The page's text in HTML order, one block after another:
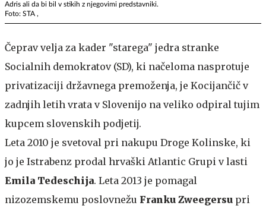
Adris ali da bi bil v stikih z njegovimi predstavniki.
Foto: STA ,
Čeprav velja za kader "starega" jedra stranke
Socialnih demokratov (SD), ki načeloma nasprotuje
privatizaciji državnega premoženja, je Kocijančič v
zadnjih letih vrata v Slovenijo na veliko odpiral tujim
kupcem slovenskih podjetij.
Leta 2010 je svetoval pri nakupu Droge Kolinske, ki
jo je Istrabenz prodal hrvaški Atlantic Grupi v lasti
Emila Tedeschija. Leta 2013 je pomagal
nizozemskemu poslovnežu Franku Zweegersu pri